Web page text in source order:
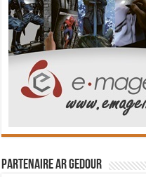
Partenaire Ar Gedour